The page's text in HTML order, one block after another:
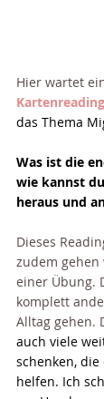
Hier wartet
Kartenreading
das Thema
Was ist die
wie kannst
heraus und
Dieses
zudem
einer Übung.
komplett
Alltag gehen.
auch viele
schenken,
helfen. Ich